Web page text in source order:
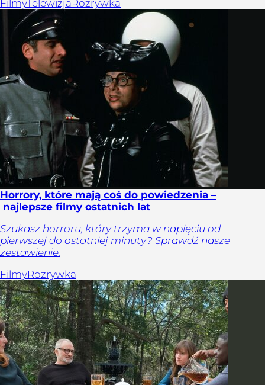
FilmyTelewizjaRozrywka
Horrory, które mają coś do powiedzenia –
najlepsze filmy ostatnich lat
Szukasz horroru, który trzyma w napięciu od
pierwszej do ostatniej minuty? Sprawdź nasze
zestawienie.
FilmyRozrywka